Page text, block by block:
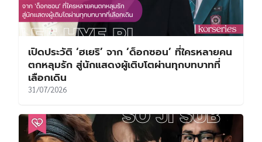
เปิดประวัติ ‘ฮเยริ’ จาก ‘ด็อกซอน’ ที่ใครหลายคน
ตกหลุมรัก สู่นักแสดงผู้เติบโตผ่านทุกบทบาทที่
เลือกเดิน
31/07/2026